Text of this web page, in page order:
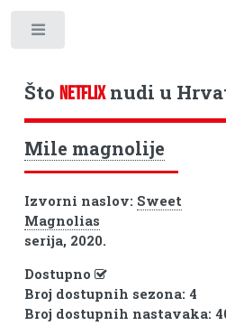
Što NETFLIXnudi u
Mile magnolije
Izvorni naslov: Sweet
Magnolias
serija, 2020.
Dostupno
Broj dostupnih sezona: 4
Broj dostupnih nastavaka: